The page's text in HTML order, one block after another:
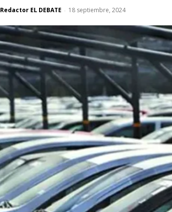
Redactor EL DEBATE - 18 septiembre, 2024